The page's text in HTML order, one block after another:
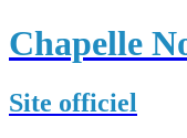
Chapelle
Site officiel